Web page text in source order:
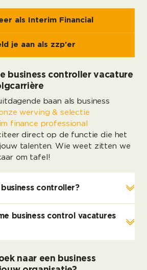
als Interim Financial
je aan als zzp'er
business controller vacature
baan als business
werving & selectie
finance professional
direct op de functie die het
talenten. Wie weet zitten we
om tafel!
controller?
business control vacatures
naar een business